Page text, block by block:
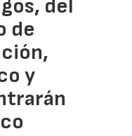
del
de
y